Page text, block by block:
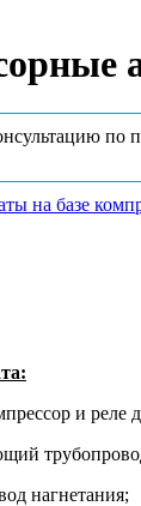
по
и реле
нагнетания;